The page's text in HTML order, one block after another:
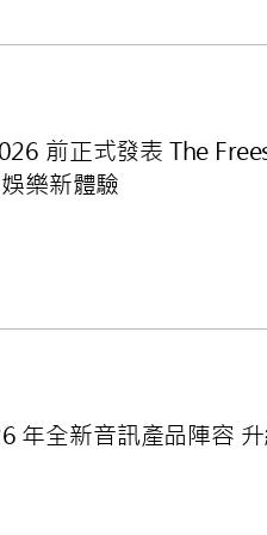
前正式發表 The
樂新體驗
年全新音訊產品陣容